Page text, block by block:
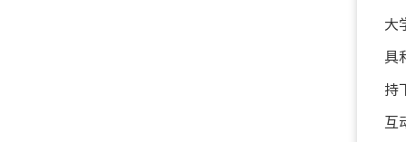
大
具
持
互